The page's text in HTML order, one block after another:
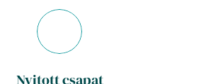
Nyitott csapat